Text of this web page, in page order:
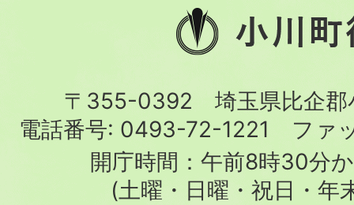
小
川
役
場
〒355-0392 埼玉県比企郡
電話番号: 0493-72-1221
ファ
開庁時間：午前8時30分
(土曜・日曜・祝日・年